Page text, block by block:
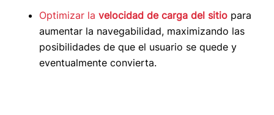
Optimizar la velocidad de carga del sitio para
aumentar la navegabilidad, maximizando las
posibilidades de que el usuario se quede y
eventualmente convierta.